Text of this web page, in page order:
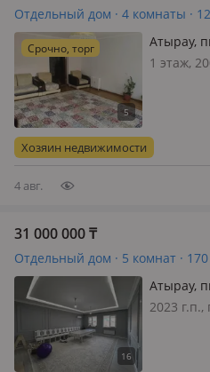
Отдельный дом · 4 комнаты ·
Срочно, торг
Атырау,
— Рядом
1 этаж,
жилой,
участке
Хозяин недвижимости
4 авг.
31 000 000₸
Отдельный дом · 5 комнат · 170
Атырау,
2023